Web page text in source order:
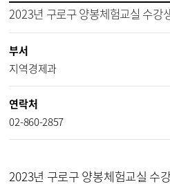
2023년 구로구 양봉체험교실 수강
부서
지역경제과
연락처
02-860-2857
2023년 구로구 양봉체험교실 수